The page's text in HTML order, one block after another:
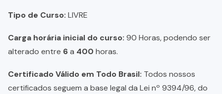
Tipo de Curso: LIVRE
Carga horária inicial do curso: 90 Horas, podendo ser
alterado entre 6a 400 horas.
Certificado Válido em Todo Brasil: Todos nossos
certificados seguem a base legal da Lei nº 9394/96, do